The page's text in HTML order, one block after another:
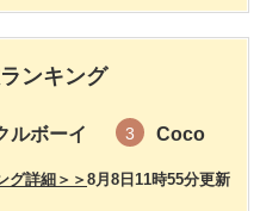
ンキング
ルボーイ 3 Coco
8月8日11時55分更新
グ詳細＞＞